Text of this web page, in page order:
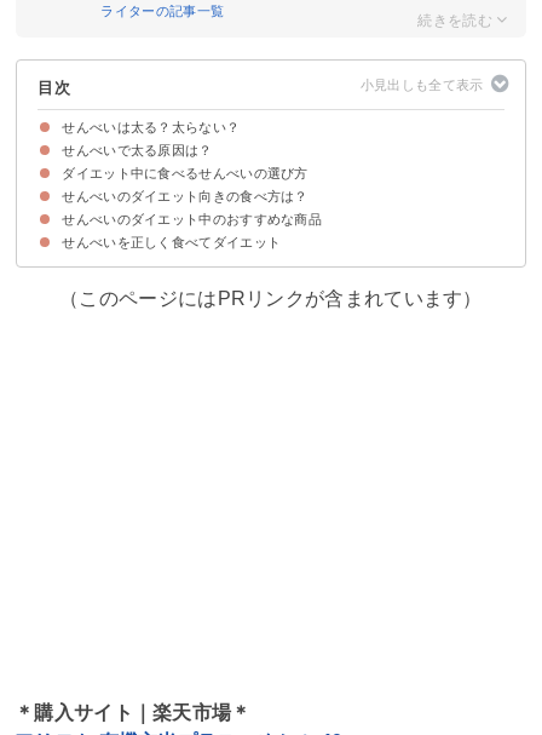
ライターの記事一覧
目次
せんべいは太る？太らない？
せんべいのカロリーや糖質など栄養価を見てみよう
せんべいで太る原因は？
①ざらめ付きなど甘く加工されている
②食べ過ぎている
③揚げ煎餅など高カロリーなせんべいを食べている
ダイエット中に食べるせんべいの選び方
①薄味
②硬め
③小分けに包装されている
せんべいのダイエット向きの食べ方は？
①夜に食べない
②おやつで食べる場合は200kcal以内に抑える
③せんべいをクッキーに変える
せんべいのダイエット中のおすすめな商品
①アリモト 有機玄米プラス・めかぶ 40g
②リセットボディ 雑穀せんべいのり塩味
③三幸製菓 ぱりんこ減塩
④こんにゃくせんべい カルイット
⑤おからせんべい 匠の5種盛り
せんべいを正しく食べてダイエット
（このページにはPRリンクが含まれています）
＊購入サイト｜楽天市場＊